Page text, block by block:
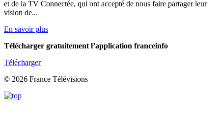
et de la TV Connectée, qui ont accepté de nous faire partager leur
vision de...
En savoir plus
Télécharger gratuitement l’application franceinfo
Télécharger
© 2026 France Télévisions